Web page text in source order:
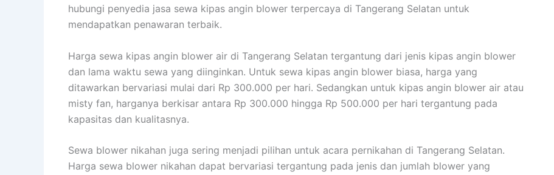
hubungi penyedia jasa sewa kipas angin blower terpercaya di Tangerang Selatan untuk
mendapatkan penawaran terbaik.
Harga sewa kipas angin blower air di Tangerang Selatan tergantung dari jenis kipas angin blower
dan lama waktu sewa yang diinginkan. Untuk sewa kipas angin blower biasa, harga yang
ditawarkan bervariasi mulai dari Rp 300.000 per hari. Sedangkan untuk kipas angin blower air atau
misty fan, harganya berkisar antara Rp 300.000 hingga Rp 500.000 per hari tergantung pada
kapasitas dan kualitasnya.
Sewa blower nikahan juga sering menjadi pilihan untuk acara pernikahan di Tangerang Selatan.
Harga sewa blower nikahan dapat bervariasi tergantung pada jenis dan jumlah blower yang